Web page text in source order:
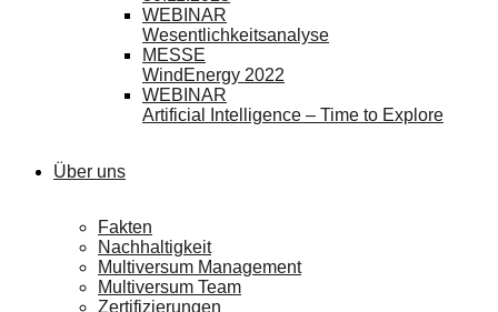
WEBINAR
Wesentlichkeitsanalyse
MESSE
WindEnergy 2022
WEBINAR
Artificial Intelligence – Time to Explore
Über uns
Fakten
Nachhaltigkeit
Multiversum Management
Multiversum Team
Zertifizierungen